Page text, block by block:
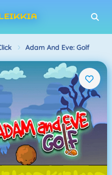
Adam And Eve: Golf